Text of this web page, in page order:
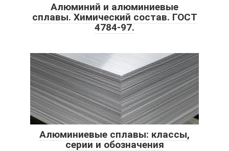
Алюминий и алюминиевые
сплавы. Химический состав. ГОСТ
4784-97.
Алюминиевые сплавы: классы,
серии и обозначения